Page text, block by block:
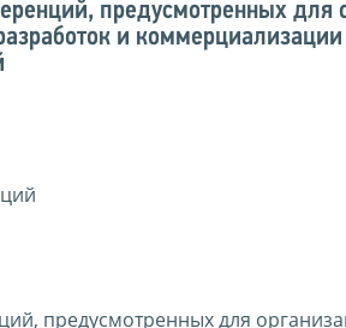
предусмотренных для
и коммерциализации
предусмотренных для